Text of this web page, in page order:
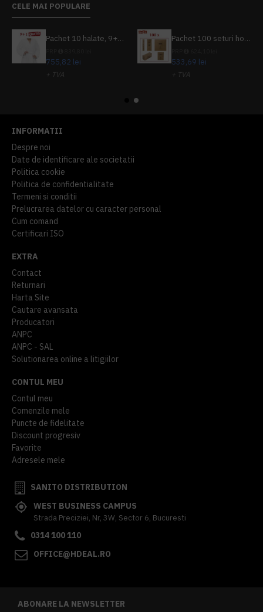
CELE MAI POPULARE
Pachet 10 halate, 9+1 gratuit
755,82 lei
+ TVA
Pachet 100 seturi hoteliere, set dentar, set barbierit, casca de dus, pila unghii, set cusut
533,69 lei
+ TVA
INFORMATII
Despre noi
Date de identificare ale societatii
Politica cookie
Politica de confidentialitate
Termeni si conditii
Prelucrarea datelor cu caracter personal
Cum comand
Certificari ISO
EXTRA
Contact
Returnari
Harta Site
Cautare avansata
Producatori
ANPC
ANPC - SAL
Solutionarea online a litigiilor
CONTUL MEU
Contul meu
Comenzile mele
Puncte de fidelitate
Discount progresiv
Favorite
Adresele mele
SANITO DISTRIBUTION
WEST BUSINESS CAMPUS
Strada Preciziei, Nr, 3W, Sector 6, Bucuresti
0314 100 110
OFFICE@HDEAL.RO
ABONARE LA NEWSLETTER